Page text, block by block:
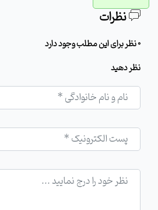
نظرات
0 نظر برای این مطلب وجود دارد
نظر دهید